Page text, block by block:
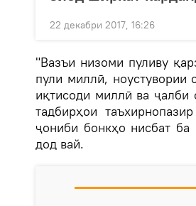
22 декабри 2017, 16:26
"Вазъи низоми пуливу
пули миллӣ, ноустувории
иқтисоди миллӣ ва
тадбирҳои
ҷониби бонкҳо нисбат
дод вай.